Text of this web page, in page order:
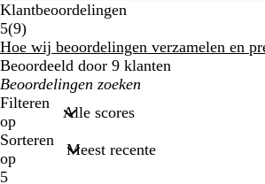
Klantbeoordelingen
5(99
klantbeoordelingen
)
Hoe wij beoordelingen verzamelen en
Beoordeeld door 9 klanten
Mijn
zoekopdrachten
Filteren
op
Sorteren
op
5